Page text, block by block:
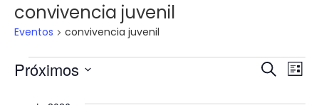
convivencia juvenil
Eventos convivencia juvenil
de
Buscar
Lista
Próximos